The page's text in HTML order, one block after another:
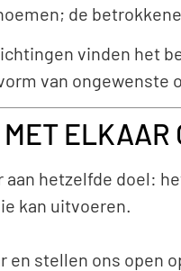
de
vinden het
van ongewenste
ELKAAR
aan hetzelfde doel:
kan uitvoeren.
en stellen ons open